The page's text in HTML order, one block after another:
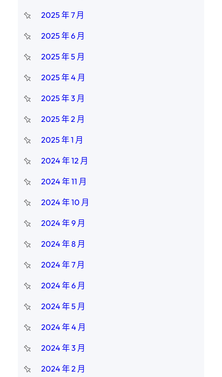
2025 年 7 月
2025 年 6 月
2025 年 5 月
2025 年 4 月
2025 年 3 月
2025 年 2 月
2025 年 1 月
2024 年 12 月
2024 年 11 月
2024 年 10 月
2024 年 9 月
2024 年 8 月
2024 年 7 月
2024 年 6 月
2024 年 5 月
2024 年 4 月
2024 年 3 月
2024 年 2 月